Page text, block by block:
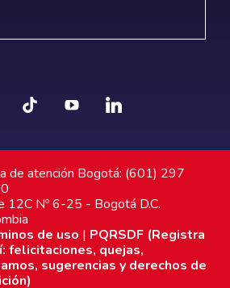
de atención Bogotá: (601) 297
12C Nº 6-25 - Bogotá D.C.
de uso | PQRSDF (Registra
felicitaciones, quejas,
sugerencias y derechos de